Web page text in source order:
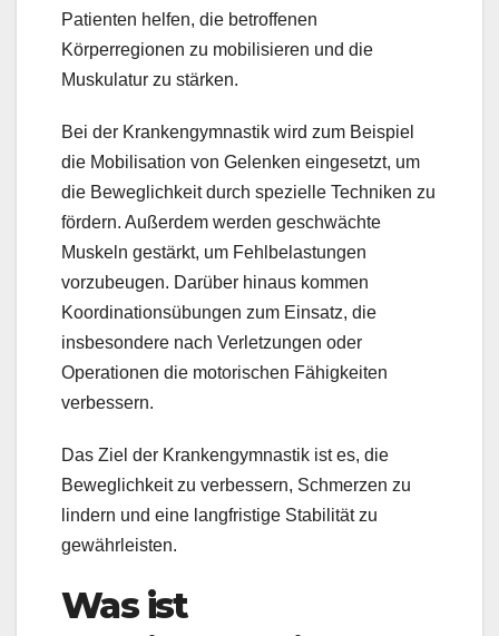
Patienten helfen, die betroffenen
Körperregionen zu mobilisieren und die
Muskulatur zu stärken.
Bei der Krankengymnastik wird zum Beispiel
die Mobilisation von Gelenken eingesetzt, um
die Beweglichkeit durch spezielle Techniken zu
fördern. Außerdem werden geschwächte
Muskeln gestärkt, um Fehlbelastungen
vorzubeugen. Darüber hinaus kommen
Koordinationsübungen zum Einsatz, die
insbesondere nach Verletzungen oder
Operationen die motorischen Fähigkeiten
verbessern.
Das Ziel der Krankengymnastik ist es, die
Beweglichkeit zu verbessern, Schmerzen zu
lindern und eine langfristige Stabilität zu
gewährleisten.
Was ist